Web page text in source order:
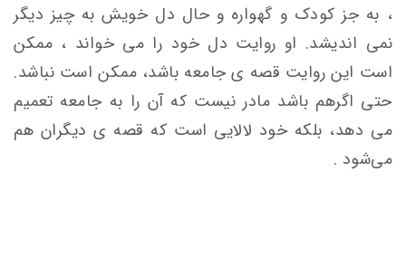
، به جز کودک و گهواره و حال دل خویش به چیز دیگر
نمی اندیشد. او روایت دل خود را می خواند ، ممکن
است این روایت قصه ی جامعه باشد، ممکن است نباشد.
حتی اگرهم باشد مادر نیست که آن را به جامعه تعمیم
می دهد، بلکه خود لالایی است که قصه ی دیگران هم
می‌شود .